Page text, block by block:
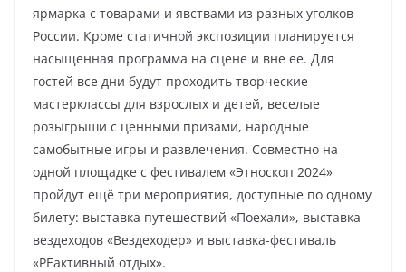
ярмарка с товарами и явствами из разных уголков
России. Кроме статичной экспозиции планируется
насыщенная программа на сцене и вне ее. Для
гостей все дни будут проходить творческие
мастерклассы для взрослых и детей, веселые
розыгрыши с ценными призами, народные
самобытные игры и развлечения. Совместно на
одной площадке с фестивалем «Этноскоп 2024»
пройдут ещё три мероприятия, доступные по одному
билету: выставка путешествий «Поехали», выставка
вездеходов «Вездеходер» и выставка-фестиваль
«РЕактивный отдых».